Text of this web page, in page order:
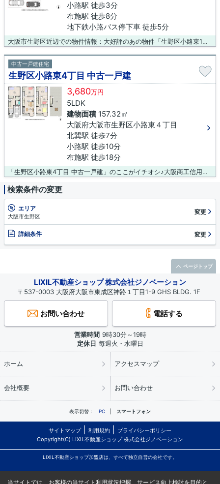
小路駅 徒歩3分
布施駅 徒歩8分
地下鉄小路バス停下車 徒歩5分
大阪市生野区近辺での物件情報：大好評のあの物件「生野区小路東1丁目 中古一戸建」☆物件から270mのところに阪上医院があります☆ファミリーマート 小路駅東店が261mにある物件です☆中古の戸建て物件のご紹介☆地下鉄千日前線小路周辺の物件情報が気になる方は、是非お問い合わせください(#^^#)
中古一戸建住宅
生野区小路東4丁目 中古一戸建
3,680万円
5LDK
建物面積157.32㎡
大阪府大阪市生野区小路東４丁目
北巽駅 徒歩7分
小路駅 徒歩10分
布施駅 徒歩18分
「生野区小路東4丁目 中古一戸建」のここがイチオシ♪大阪商工信用金庫生野支店が歩いて372mのところにあります♪ニーズの高い中古の戸建て物件は、経済的なメリットも大きいです♪お客様からニーズの高い南側道路に接している物件になります♪大阪市生野区エリアや地下鉄千日前線北巽付近で、一戸建て探しサポートを致しております♪マイホームの購入をご予定なら、お気軽にお問い合わせください(*´ω`*)
検索条件の変更
エリア
大阪市生野区
変更
詳細条件 変更
LIXIL不動産ショップ 株式会社ジノベーション
〒537-0003 大阪府大阪市東成区神路１丁目1-9 GHS BLDG. 1F
お問い合わせ 電話する
営業時間 9時30分～19時
定休日 毎週火・水曜日
ホーム アクセスマップ
会社概要 お問い合わせ
表示切替： PC スマートフォン
サイトマップ 利用規約
プライバシーポリシー
Copyright(C) LIXIL不動産ショップ 株式会社ジノベーション
LIXIL不動産ショップ加盟店は、すべて独立自営の会社です。
ページトップ
当サイトでは、お客様の当サイト利用状況把握、サービス向上検討を目的と